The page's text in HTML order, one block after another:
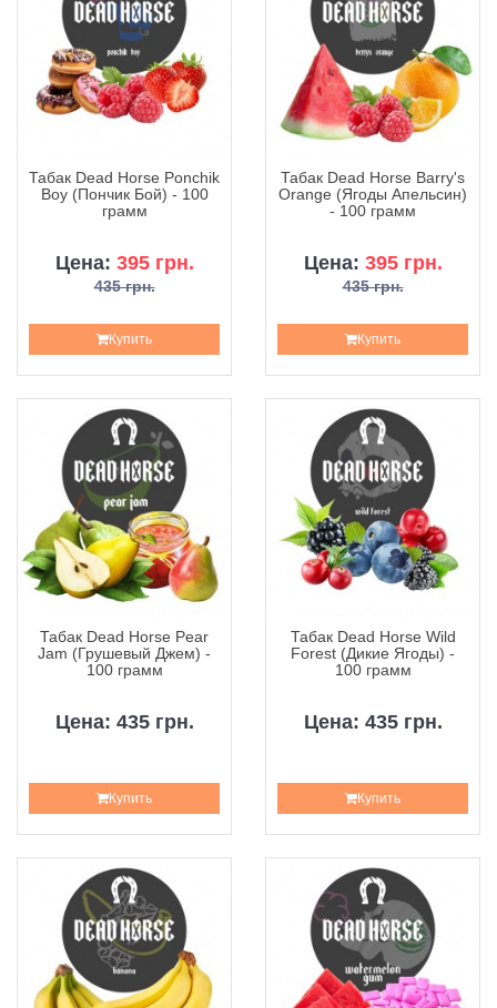
Табак Dead Horse Ponchik
Boy (Пончик Бой) - 100
грамм
Цена: 395 грн.
435 грн.
Купить
Табак Dead Horse Barry's
Orange (Ягоды Апельсин)
- 100 грамм
Цена: 395 грн.
435 грн.
Купить
Табак Dead Horse Pear
Jam (Грушевый Джем) -
100 грамм
Цена: 435 грн.
Купить
Табак Dead Horse Wild
Forest (Дикие Ягоды) -
100 грамм
Цена: 435 грн.
Купить